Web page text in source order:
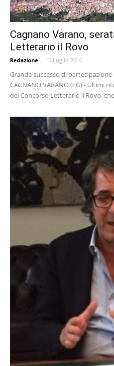
Cagnano Varano,
Letterario il Rovo
Redazione - 15 Luglio 2016
Grande successo di
CAGNANO VARANO (FG) - Ultimi
del Concorso Letterario il Rovo,